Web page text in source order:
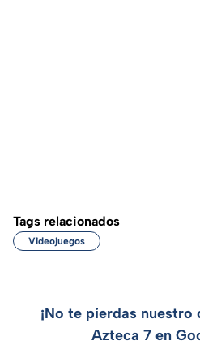
Tags relacionados
Videojuegos
¡No te pierdas
Azteca 7 en